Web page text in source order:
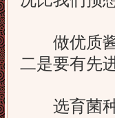
做优质酱
二是要有先
选育菌种